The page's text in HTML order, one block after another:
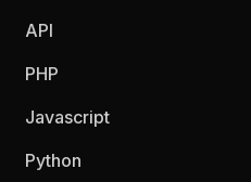
API
PHP
Javascript
Python